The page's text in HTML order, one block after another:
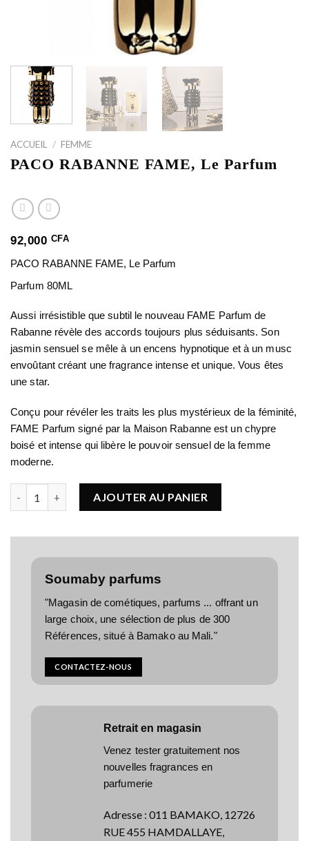
ACCUEIL / FEMME
PACO RABANNE FAME, Le Parfum
92,000 CFA
PACO RABANNE FAME, Le Parfum
Parfum 80ML
Aussi irrésistible que subtil le nouveau FAME Parfum de
Rabanne révèle des accords toujours plus séduisants. Son
jasmin sensuel se mêle à un encens hypnotique et à un musc
envoûtant créant une fragrance intense et unique. Vous êtes
une star.
Conçu pour révéler les traits les plus mystérieux de la féminité,
FAME Parfum signé par la Maison Rabanne est un chypre
boisé et intense qui libère le pouvoir sensuel de la femme
moderne.
AJOUTER AU PANIER
Soumaby parfums
"Magasin de cométiques, parfums ... offrant un
large choix, une sélection de plus de 300
Références, situé à Bamako au Mali."
CONTACTEZ-NOUS
Retrait en magasin
Venez tester gratuitement nos
nouvelles fragrances en
parfumerie
Adresse : 011 BAMAKO, 12726
RUE 455 HAMDALLAYE,